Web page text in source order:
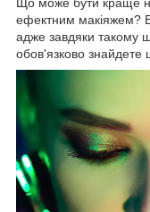
ефектним макіяжем?
адже завдяки такому
обов'язково знайдете